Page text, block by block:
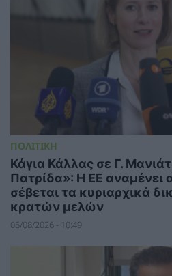
ΠΟΛΙΤΙΚΗ
Κάγια Κάλλας σε Γ.
Πατρίδα»: Η ΕΕ αναμένει
σέβεται τα κυριαρχικά
κρατών μελών
05/08/2026 - 10:49